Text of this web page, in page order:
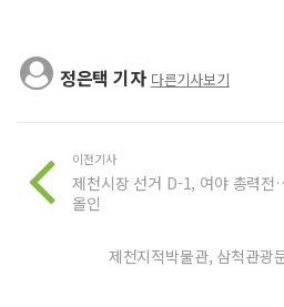
정은택 기자 다른기사보기
이전기사
제천시장 선거 D-1, 여야 총력
올인
제천지적박물관, 삼척관광